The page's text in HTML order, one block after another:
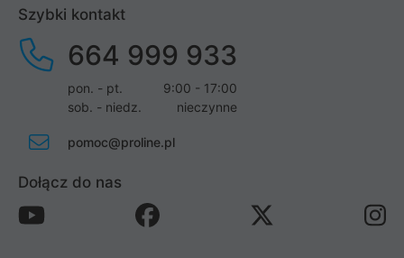
Szybki kontakt
664 999 933
pon. - pt.
9:00 - 17:00
sob. - niedz.
nieczynne
pomoc@proline.pl
Dołącz do nas